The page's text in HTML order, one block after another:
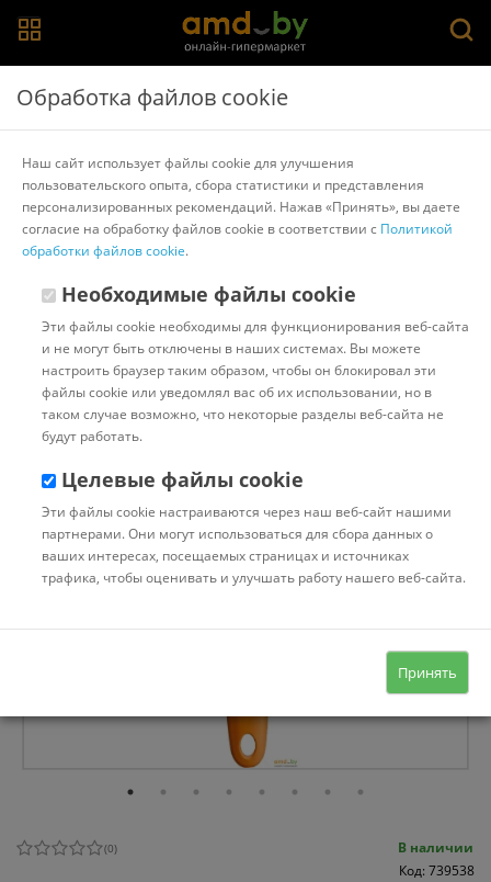
Главная > Каталог товаров
Терки, измельчители, овощерезки
> Victorinox
Терка Victorinox 7.6084.9 (оранжевый)
Другие товары Victorinox
(0)
В наличии
Код: 739538
Обработка файлов cookie
Наш сайт использует файлы cookie для улучшения
пользовательского опыта, сбора статистики и представления
персонализированных рекомендаций. Нажав «Принять», вы даете
согласие на обработку файлов cookie в соответствии с Политикой
обработки файлов cookie.
Необходимые файлы cookie
Эти файлы cookie необходимы для функционирования веб-сайта
и не могут быть отключены в наших системах. Вы можете
настроить браузер таким образом, чтобы он блокировал эти
файлы cookie или уведомлял вас об их использовании, но в
таком случае возможно, что некоторые разделы веб-сайта не
будут работать.
Целевые файлы cookie
Эти файлы cookie настраиваются через наш веб-сайт нашими
партнерами. Они могут использоваться для сбора данных о
ваших интересах, посещаемых страницах и источниках
трафика, чтобы оценивать и улучшать работу нашего веб-сайта.
Принять